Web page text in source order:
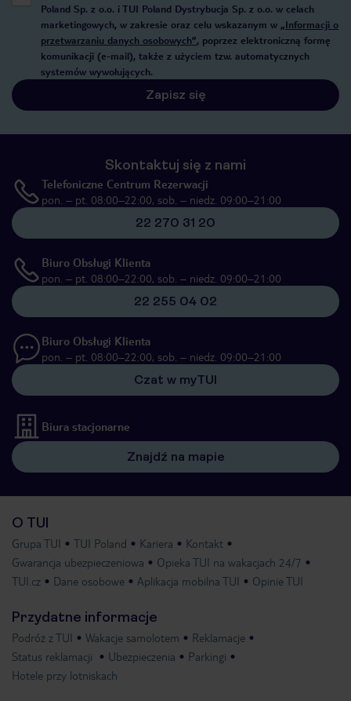
Poland Sp. z o.o. i TUI Poland Dystrybucja Sp. z o.o. w celach
marketingowych, w zakresie oraz celu wskazanym w „Informacji o
przetwarzaniu danych osobowych”, poprzez elektroniczną formę
komunikacji (e-mail), także z użyciem tzw. automatycznych
systemów wywołujących.
Zapisz się
Skontaktuj się z nami
Telefoniczne Centrum Rezerwacji
pon. – pt. 08:00–22:00, sob. – niedz. 09:00–21:00
22 270 31 20
Biuro Obsługi Klienta
pon. – pt. 08:00–22:00, sob. – niedz. 09:00–21:00
22 255 04 02
Biuro Obsługi Klienta
pon. – pt. 08:00–22:00, sob. – niedz. 09:00–21:00
Czat w myTUI
Biura stacjonarne
Znajdź na mapie
O TUI
Grupa TUI TUI Poland Kariera
Kontakt
Gwarancja ubezpieczeniowa
Opieka TUI na wakacjach 24/7
TUI.cz
Dane osobowe Aplikacja mobilna TUI Opinie TUI
Przydatne informacje
Podróż z TUI Wakacje samolotem
Reklamacje
Status reklamacji
Ubezpieczenia
Parkingi
Hotele przy lotniskach